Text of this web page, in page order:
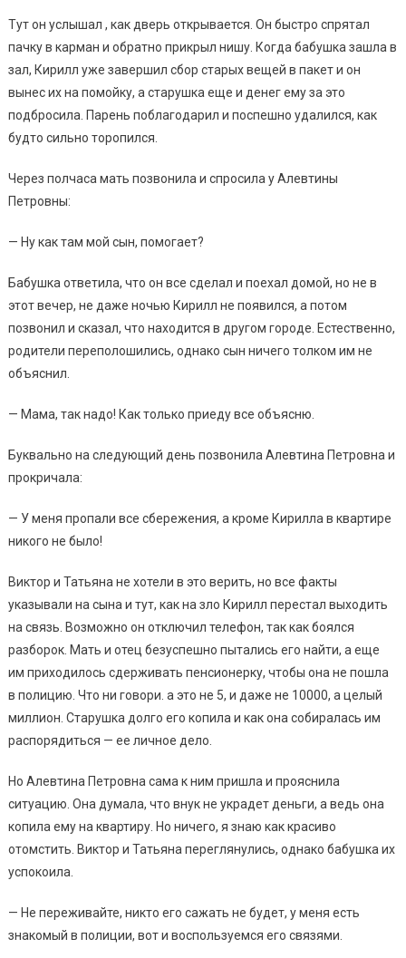
Тут он услышал , как дверь открывается. Он быстро спрятал
пачку в карман и обратно прикрыл нишу. Когда бабушка зашла в
зал, Кирилл уже завершил сбор старых вещей в пакет и он
вынес их на помойку, а старушка еще и денег ему за это
подбросила. Парень поблагодарил и поспешно удалился, как
будто сильно торопился.
Через полчаса мать позвонила и спросила у Алевтины
Петровны:
— Ну как там мой сын, помогает?
Бабушка ответила, что он все сделал и поехал домой, но не в
этот вечер, не даже ночью Кирилл не появился, а потом
позвонил и сказал, что находится в другом городе. Естественно,
родители переполошились, однако сын ничего толком им не
объяснил.
— Мама, так надо! Как только приеду все объясню.
Буквально на следующий день позвонила Алевтина Петровна и
прокричала:
— У меня пропали все сбережения, а кроме Кирилла в квартире
никого не было!
Виктор и Татьяна не хотели в это верить, но все факты
указывали на сына и тут, как на зло Кирилл перестал выходить
на связь. Возможно он отключил телефон, так как боялся
разборок. Мать и отец безуспешно пытались его найти, а еще
им приходилось сдерживать пенсионерку, чтобы она не пошла
в полицию. Что ни говори. а это не 5, и даже не 10000, а целый
миллион. Старушка долго его копила и как она собиралась им
распорядиться — ее личное дело.
Но Алевтина Петровна сама к ним пришла и прояснила
ситуацию. Она думала, что внук не украдет деньги, а ведь она
копила ему на квартиру. Но ничего, я знаю как красиво
отомстить. Виктор и Татьяна переглянулись, однако бабушка их
успокоила.
— Не переживайте, никто его сажать не будет, у меня есть
знакомый в полиции, вот и воспользуемся его связями.